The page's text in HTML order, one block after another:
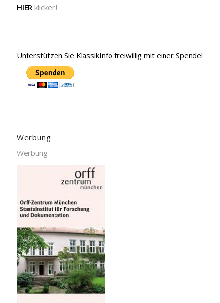
HIER klicken!
Unterstützen Sie KlassikInfo freiwillig mit einer Spende!
Werbung
Werbung